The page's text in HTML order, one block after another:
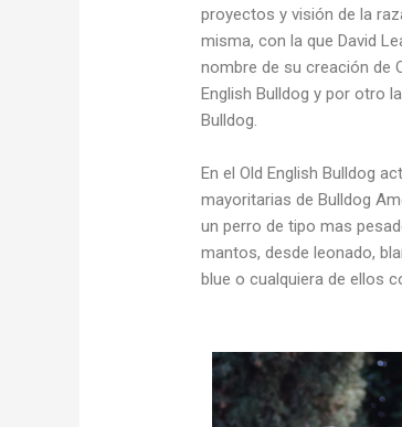
proyectos y visión de la
misma, con la que David
nombre de su creación de
English Bulldog y por otro
Bulldog.
En el Old English Bulldog
mayoritarias de Bulldog
un perro de tipo mas
mantos, desde leonado,
blue o cualquiera de ellos